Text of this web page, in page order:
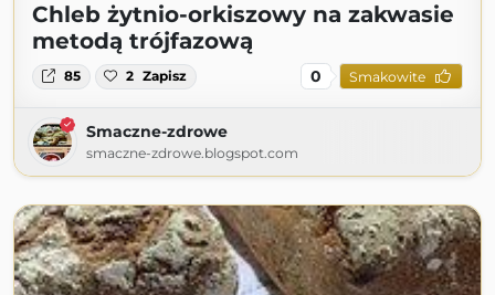
Chleb żytnio-orkiszowy na zakwasie
metodą trójfazową
85 2 Zapisz 0 Smakowite
Smaczne-zdrowe
smaczne-zdrowe.blogspot.com